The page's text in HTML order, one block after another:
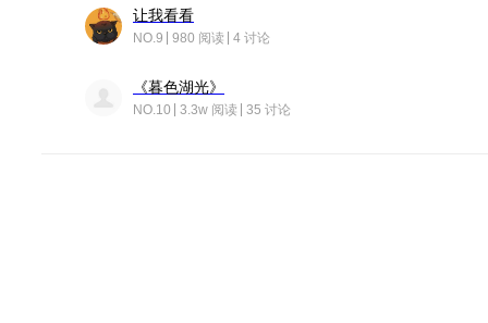
让我看看
NO.9 980 阅读 4 讨论
《暮色湖光》
NO.10 3.3w 阅读 35 讨论